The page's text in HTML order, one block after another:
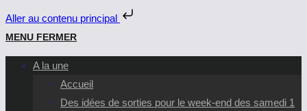
Aller au contenu principal
Skip
to
content
MENU FERMER
A la une
Accueil
Des idées de sorties pour le week-end des samedi 1